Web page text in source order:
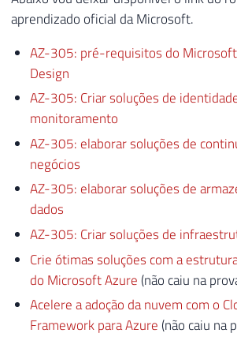
aprendizado oficial da Microsoft.
AZ-305: pré-requisitos do
Design
AZ-305: Criar soluções de
monitoramento
AZ-305: elaborar soluções de
negócios
AZ-305: elaborar soluções de
dados
AZ-305: Criar soluções de
Crie ótimas soluções com a
do Microsoft Azure (não caiu na
Acelere a adoção da nuvem com o
Framework para Azure (não caiu na